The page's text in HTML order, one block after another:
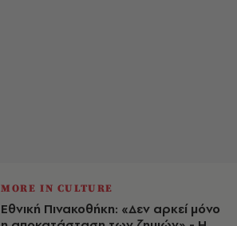
MORE IN CULTURE
Εθνική Πινακοθήκη: «Δεν αρκεί μόνο